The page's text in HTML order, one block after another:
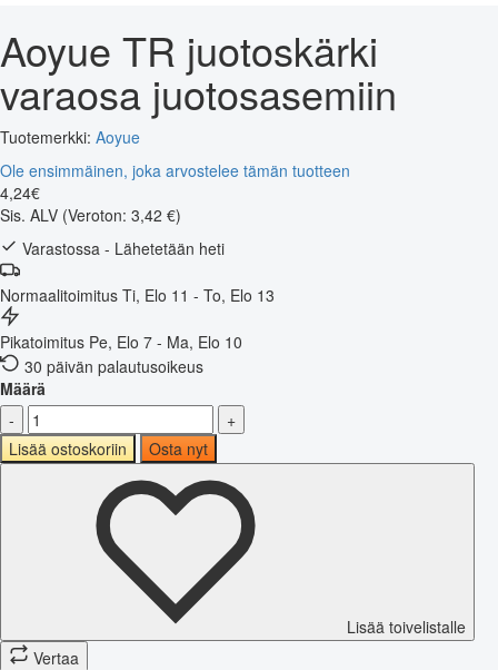
Aoyue TR juotoskärki
varaosa juotosasemiin
Tuotemerkki: Aoyue
Ole ensimmäinen, joka arvostelee tämän tuotteen
4,24€
Sis. ALV (Veroton: 3,42 €)
Varastossa - Lähetetään heti
Normaalitoimitus Ti, Elo 11 - To, Elo 13
Pikatoimitus Pe, Elo 7 - Ma, Elo 10
30 päivän palautusoikeus
Määrä
-
+
Lisää ostoskoriin
Osta nyt
Lisää toivelistalle
Vertaa